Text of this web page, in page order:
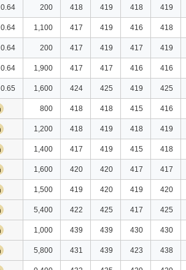
0.64 200 418 419 418 419
0.64 1,100 417 419 416 418
0.64 200 417 419 417 419
0.64 1,900 417 417 416 416
0.65 1,600 424 425 419 425
800 418 418 415 416
1,200 418 419 418 419
1,400 417 419 415 418
1,600 420 420 417 417
1,500 419 420 419 420
5,400 422 425 417 425
1,000 439 439 430 430
5,800 431 439 423 438